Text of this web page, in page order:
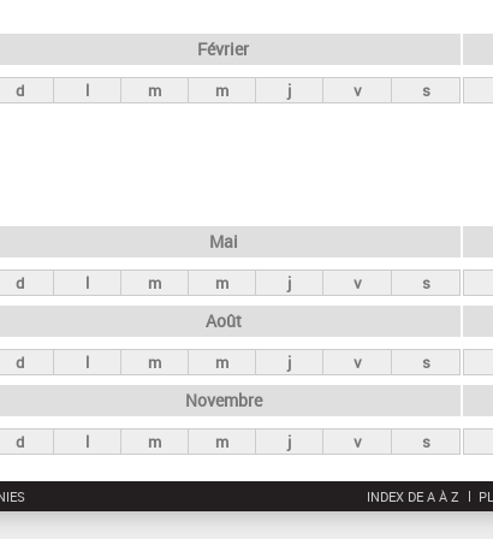
Février
d l m m j v s
Mai
d l m m j v s
Août
d l m m j v s
Novembre
d l m m j v s
INDEX DE A À Z